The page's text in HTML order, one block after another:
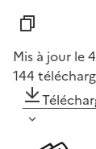
Mis à jour le
144